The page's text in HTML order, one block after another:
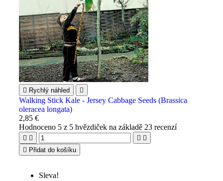
 Rychlý náhled 
Walking Stick Kale - Jersey Cabbage Seeds (Brassica
oleracea longata)
2,85 €
Hodnoceno 5 z 5 hvězdiček na základě 23 recenzí
   
 Přidat do košíku
Sleva!